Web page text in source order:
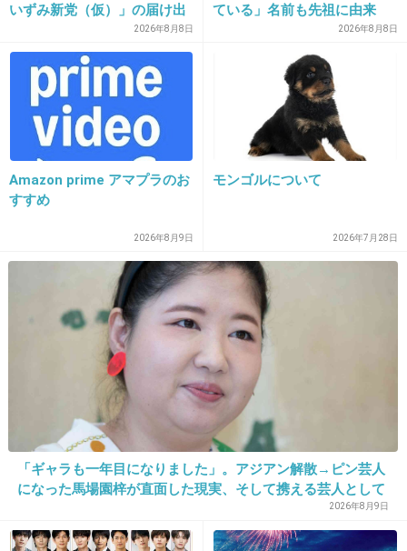
かっさプレートまだ使ってる人いますか？
気持ちいいんだけどやっぱり摩擦は良くないの
かな？
2件の返信
+14
長風呂するため、スマホを防水ケースに入れて
入浴中に足のマッサージや簡単なストレッチ。
髪の毛はシャンプーブラシで頭皮をマッサージ
しながら洗う。
あまりお金はかけてませんが。
このトピ参考にしたいです💕
-0
いずみ新党（仮）」の届け出
を知らされず激怒「信頼関係
が保てない状態で夫婦を続け
るのは無理」
2026年8月8日
ている」名前も先祖に由来
2026年8月8日
Amazon prime アマプラのお
すすめ
2026年8月9日
モンゴルについて
2026年7月28日
「ギャラも一年目になりました」。アジアン解散→ピン芸人
になった馬場園梓が直面した現実、そして携える芸人として
2026年8月9日